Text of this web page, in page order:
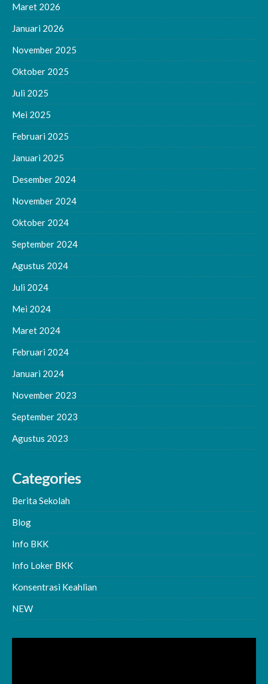
Maret 2026
Januari 2026
November 2025
Oktober 2025
Juli 2025
Mei 2025
Februari 2025
Januari 2025
Desember 2024
November 2024
Oktober 2024
September 2024
Agustus 2024
Juli 2024
Mei 2024
Maret 2024
Februari 2024
Januari 2024
November 2023
September 2023
Agustus 2023
Categories
Berita Sekolah
Blog
Info BKK
Info Loker BKK
Konsentrasi Keahlian
NEW